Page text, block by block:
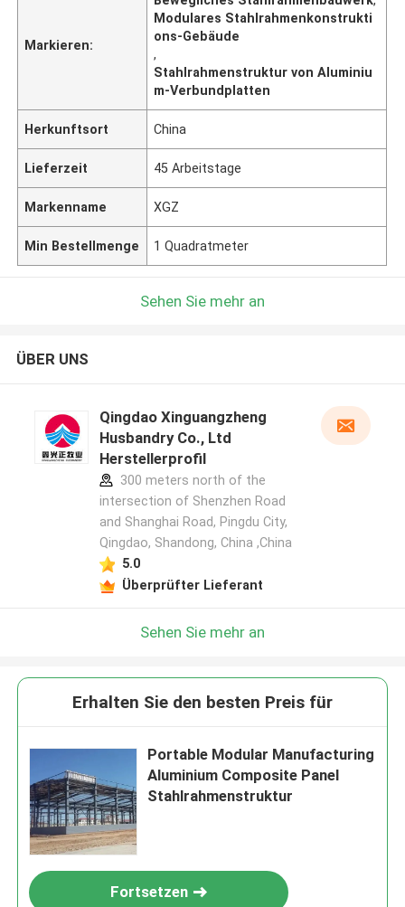
Markieren:
Modulares Stahlrahmenkonstrukti
ons-Gebäude
,
Stahlrahmenstruktur von Aluminiu
m-Verbundplatten
Herkunftsort China
Lieferzeit 45 Arbeitstage
Markenname XGZ
Min Bestellmenge 1 Quadratmeter
Sehen Sie mehr an
ÜBER UNS
Qingdao Xinguangzheng
Husbandry Co., Ltd
Herstellerprofil
300 meters north of the
intersection of Shenzhen Road
and Shanghai Road, Pingdu City,
Qingdao, Shandong, China ,China
5.0
Überprüfter Lieferant
Sehen Sie mehr an
Erhalten Sie den besten Preis für
Portable Modular Manufacturing
Aluminium Composite Panel
Stahlrahmenstruktur
Fortsetzen